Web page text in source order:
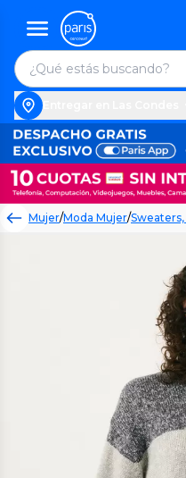
Mujer/Moda Mujer/